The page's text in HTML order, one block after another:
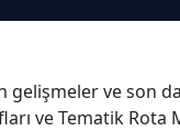
gelişmeler ve son
ve Tematik Rota